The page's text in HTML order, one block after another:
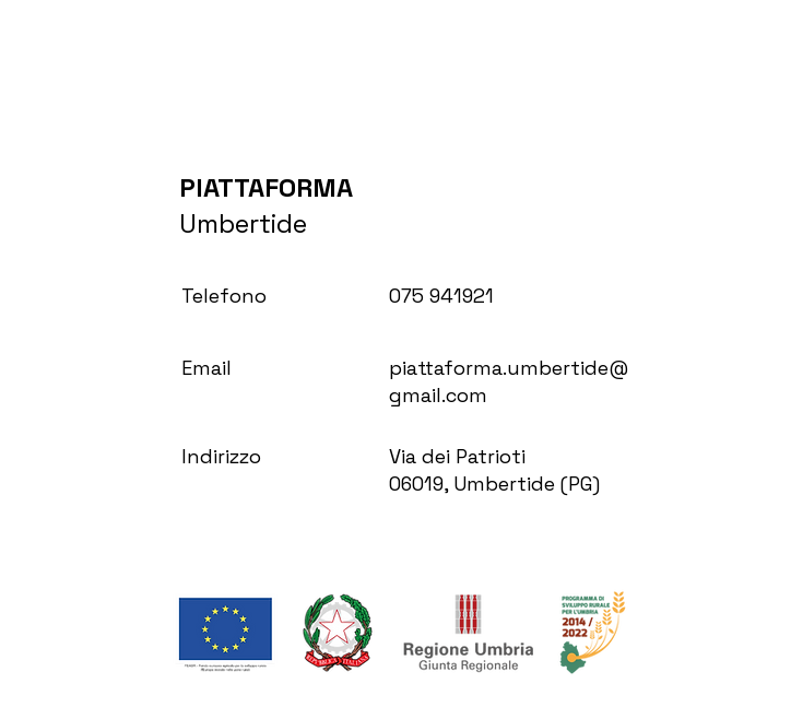
PIATTAFORMA
Umbertide
Telefono
Email
Indirizzo
075 941921
piattaforma.umbertide@
gmail.com
Via dei Patrioti
06019, Umbertide (PG)